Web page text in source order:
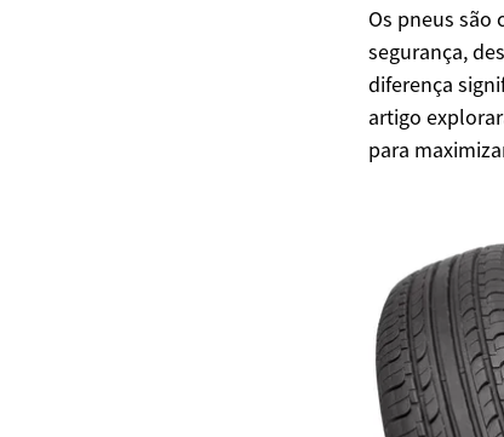
Os pneus são
segurança,
diferença
artigo
para